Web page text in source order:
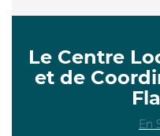
Le Centre
et de
En